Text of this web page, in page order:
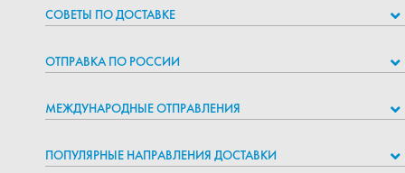
СОВЕТЫ ПО ДОСТАВКЕ
ОТПРАВКА ПО РОССИИ
МЕЖДУНАРОДНЫЕ ОТПРАВЛЕНИЯ
ПОПУЛЯРНЫЕ НАПРАВЛЕНИЯ ДОСТАВКИ